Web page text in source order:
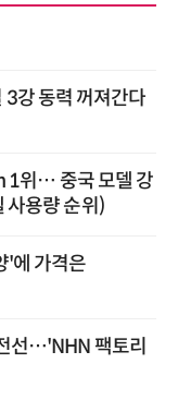
강 동력 꺼져간다
1위… 중국 모델 강
사용량 순위)
'에 가격은
선…'NHN 팩토리